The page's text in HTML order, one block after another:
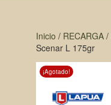
Inicio / RECARGA/
Scenar L 175gr
¡Agotado!